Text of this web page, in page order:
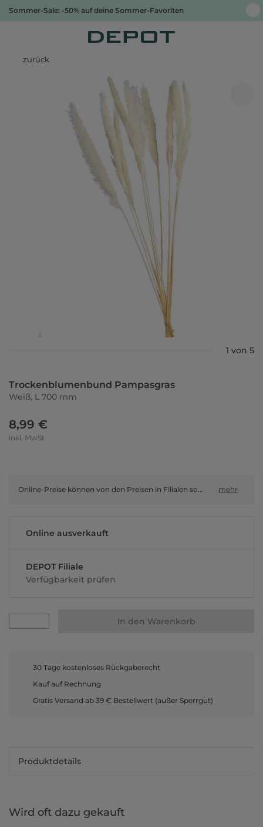
Sommer-Sale: -50% auf deine Sommer-Favoriten
zurück
1 von 5
Trockenblumenbund Pampasgras
Weiß, L 700 mm
8,99 €
inkl. MwSt
Online-Preise können von den Preisen in Filialen sowie Shop-in-Shop-Flächen abweichen. mehr
Online ausverkauft
DEPOT Filiale
Verfügbarkeit prüfen
In den Warenkorb
30 Tage kostenloses Rückgaberecht
Kauf auf Rechnung
Gratis Versand ab 39 € Bestellwert (außer Sperrgut)
Produktdetails
Wird oft dazu gekauft